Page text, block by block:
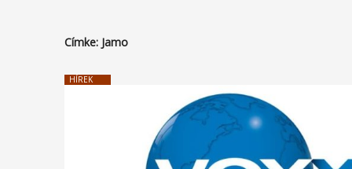
Címke: Jamo
HÍREK